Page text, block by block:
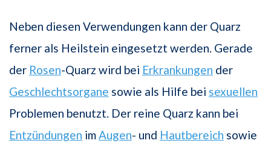
Neben diesen Verwendungen kann der Quarz
ferner als Heilstein eingesetzt werden. Gerade
der Rosen-Quarz wird bei Erkrankungen der
Geschlechtsorgane sowie als Hilfe bei sexuellen
Problemen benutzt. Der reine Quarz kann bei
Entzündungen imAugen- und Hautbereich sowie